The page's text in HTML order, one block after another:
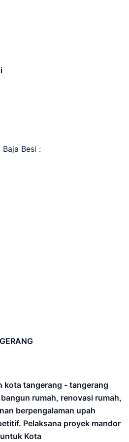
Besi :
kota tangerang - tangerang
rumah, renovasi rumah,
berpengalaman upah
Pelaksana proyek mandor
Kota